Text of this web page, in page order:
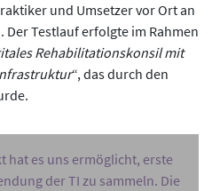
und Umsetzer vor Ort an
Testlauf erfolgte im Rahmen
Rehabilitationskonsil mit
“, das durch den
hat es uns ermöglicht, erste
der TI zu sammeln. Die